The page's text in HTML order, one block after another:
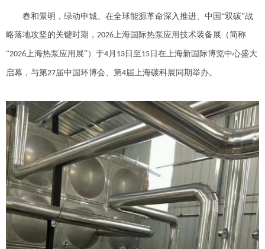
春和景明，绿动申城。在全球能源革命深入推进、中国 “双碳”战
略落地攻坚的关键时期， 2026上海国际热泵应用技术装备展（简称
“2026上海热泵应用展”）于4月 13 日至 15 日在上海新国际博览中心盛大
启幕，与第27届中国环博会、第4届上海碳科展同期举办。